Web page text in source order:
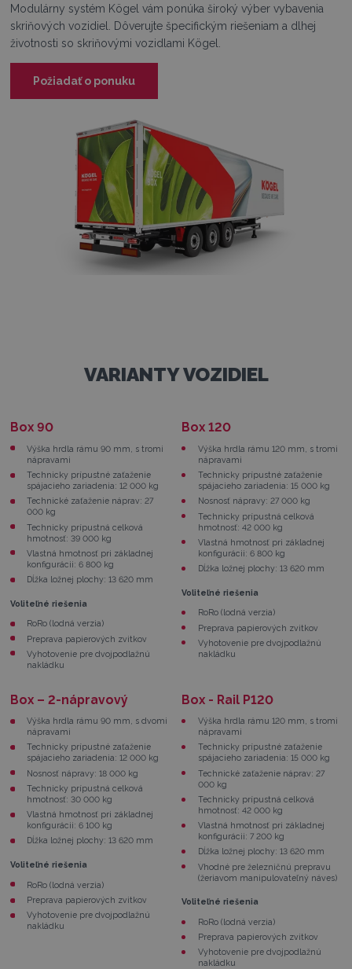
Modulárny systém Kögel vám ponúka široký výber vybavenia
skriňových vozidiel. Dôverujte špecifickým riešeniam a dlhej
životnosti so skriňovými vozidlami Kögel.
Požiadať o ponuku
VARIANTY VOZIDIEL
Box 90
Výška hrdla rámu 90 mm, s tromi
nápravami
Technicky prípustné zaťaženie
spájacieho zariadenia: 12 000 kg
Technické zaťaženie náprav: 27
000 kg
Technicky prípustná celková
hmotnosť: 39 000 kg
Vlastná hmotnosť pri základnej
konfigurácii: 6 800 kg
Dĺžka ložnej plochy: 13 620 mm
Voliteľné riešenia
RoRo (lodná verzia)
Preprava papierových zvitkov
Vyhotovenie pre dvojpodlažnú
nakládku
Box 120
Výška hrdla rámu 120 mm, s tromi
nápravami
Technicky prípustné zaťaženie
spájacieho zariadenia: 15 000 kg
Nosnosť nápravy: 27 000 kg
Technicky prípustná celková
hmotnosť: 42 000 kg
Vlastná hmotnosť pri základnej
konfigurácii: 6 800 kg
Dĺžka ložnej plochy: 13 620 mm
Voliteľné riešenia
RoRo (lodná verzia)
Preprava papierových zvitkov
Vyhotovenie pre dvojpodlažnú
nakládku
Box – 2-nápravový
Výška hrdla rámu 90 mm, s dvomi
nápravami
Technicky prípustné zaťaženie
spájacieho zariadenia: 12 000 kg
Nosnosť nápravy: 18 000 kg
Technicky prípustná celková
hmotnosť: 30 000 kg
Vlastná hmotnosť pri základnej
konfigurácii: 6 100 kg
Dĺžka ložnej plochy: 13 620 mm
Voliteľné riešenia
RoRo (lodná verzia)
Preprava papierových zvitkov
Vyhotovenie pre dvojpodlažnú
nakládku
Box - Rail P120
Výška hrdla rámu 120 mm, s tromi
nápravami
Technicky prípustné zaťaženie
spájacieho zariadenia: 15 000 kg
Technické zaťaženie náprav: 27
000 kg
Technicky prípustná celková
hmotnosť: 42 000 kg
Vlastná hmotnosť pri základnej
konfigurácii: 7 200 kg
Dĺžka ložnej plochy: 13 620 mm
Vhodné pre železničnú prepravu
(žeriavom manipulovateľný náves)
Voliteľné riešenia
RoRo (lodná verzia)
Preprava papierových zvitkov
Vyhotovenie pre dvojpodlažnú
nakládku